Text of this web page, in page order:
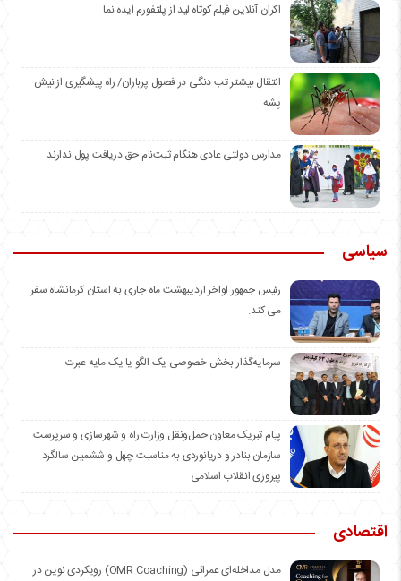
اکران آنلاین فیلم کوتاه لید از پلتفورم ایده نما
انتقال بیشتر تب دنگی در فصول پرباران/ راه پیشگیری از نیش
پشه
مدارس دولتی عادی هنگام ثبت‌نام حق دریافت پول ندارند
سیاسی
رئیس جمهور اواخر اردیبهشت ماه جاری به استان کرمانشاه سفر
می کند.
سرمایه‌گذار بخش خصوصی یک الگو یا یک مایه عبرت
️پیام تبریک معاون حمل‌ونقل وزارت راه و شهرسازی و سرپرست
سازمان بنادر و دریانوردی به مناسبت چهل و ششمین سالگرد
پیروزی انقلاب اسلامی
اقتصادی
مدل مداخله‌ای عمرائی (OMR Coaching) رویکردی نوین در